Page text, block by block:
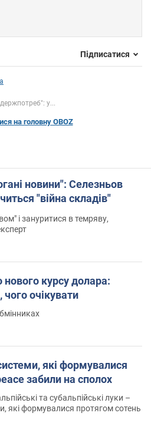
Підписатися
у...
на головну OBOZ
новини": Селезньов
"війна складів"
і зануритися в темряву,
курсу долара:
очікувати
які формувалися
забили на сполох
та субальпійські луки –
які формувалися протягом сотень